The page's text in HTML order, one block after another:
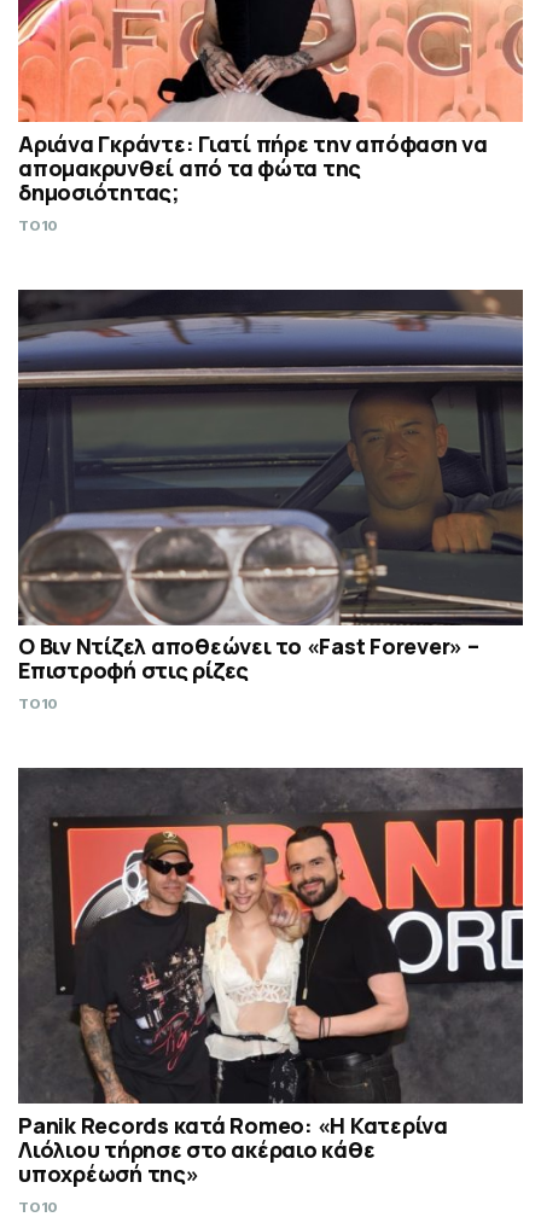
Αριάνα Γκράντε: Γιατί πήρε την απόφαση να
απομακρυνθεί από τα φώτα της
δημοσιότητας;
TO10
Ο Βιν Ντίζελ αποθεώνει το «Fast Forever» –
Επιστροφή στις ρίζες
TO10
Panik Records κατά Romeo: «Η Κατερίνα
Λιόλιου τήρησε στο ακέραιο κάθε
υποχρέωσή της»
TO10